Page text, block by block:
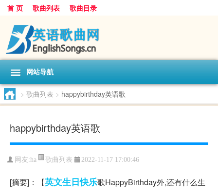
首 页 歌曲列表 歌曲目录
网站导航
> 歌曲列表 > happybirthday英语歌
happybirthday英语歌
网友:ha 歌曲列表 2022-11-17 17:00:46
[摘要]：【英文生日快乐歌HappyBirthday外,还有什么生